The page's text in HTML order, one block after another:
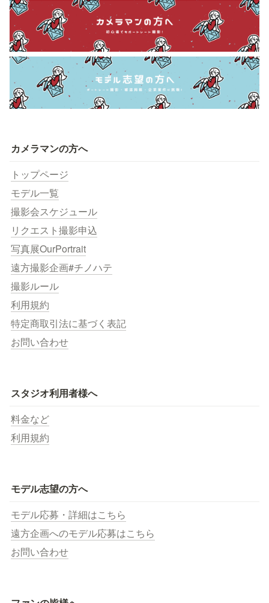
カメラマンの方へ
トップページ
モデル一覧
撮影会スケジュール
リクエスト撮影申込
写真展OurPortrait
遠方撮影企画#チノハテ
撮影ルール
利用規約
特定商取引法に基づく表記
お問い合わせ
スタジオ利用者様へ
料金など
利用規約
モデル志望の方へ
モデル応募・詳細はこちら
遠方企画へのモデル応募はこちら
お問い合わせ